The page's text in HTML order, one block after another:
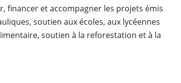
financer et accompagner les projets émis
soutien aux écoles, aux lycéennes
soutien à la reforestation et à la